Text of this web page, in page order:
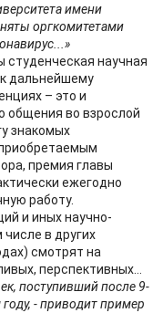
имени
оргкомитетами
студенческая научная
дальнейшему
– это и
общения во взрослой
знакомых
премия главы
ежегодно
работу.
и иных научно-
в других
смотрят на
перспективных…
поступивший после 9-
- приводит пример